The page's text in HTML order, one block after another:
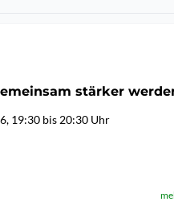
stärker
19:30 bis 20:30 Uhr